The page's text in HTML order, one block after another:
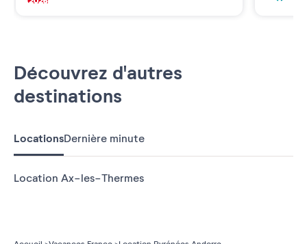
Découvrez d'autres
destinations
LocationsDernière minute
Location Ax-les-Thermes